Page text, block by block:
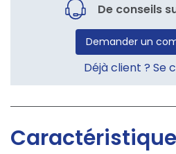
De conseils
Demander un
Déjà client ? Se